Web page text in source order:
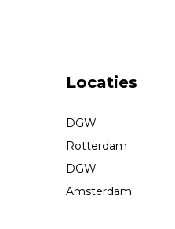
Locaties
DGW
Rotterdam
DGW
Amsterdam